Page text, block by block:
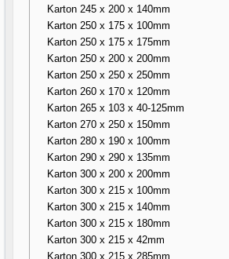
Karton 245 x 200 x 140mm
Karton 250 x 175 x 100mm
Karton 250 x 175 x 175mm
Karton 250 x 200 x 200mm
Karton 250 x 250 x 250mm
Karton 260 x 170 x 120mm
Karton 265 x 103 x 40-125mm
Karton 270 x 250 x 150mm
Karton 280 x 190 x 100mm
Karton 290 x 290 x 135mm
Karton 300 x 200 x 200mm
Karton 300 x 215 x 100mm
Karton 300 x 215 x 140mm
Karton 300 x 215 x 180mm
Karton 300 x 215 x 42mm
Karton 300 x 215 x 285mm